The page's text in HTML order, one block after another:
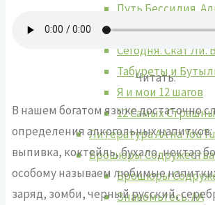
Путь Бессилия.
Двенадцать
Сегодня. Скат Ли.
Табуреты и
Я и мои 12 шагов
12 Самых
Литература АА на
Брошюры
Брошюры
Знакомьтесь: АА
Читать:
В нашем богатом языке достаточно
определения алкогольных напитков:
выпивка, коктейль, бухало, нектар
особому называем любимые
заряд, зомби, черный русский,